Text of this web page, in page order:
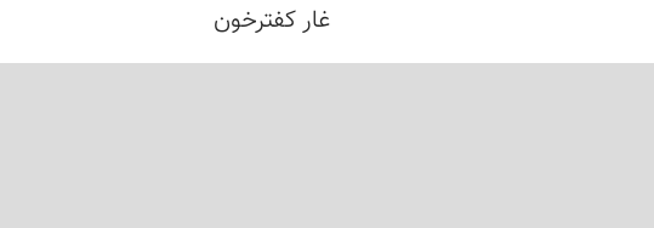
غار كفترخون